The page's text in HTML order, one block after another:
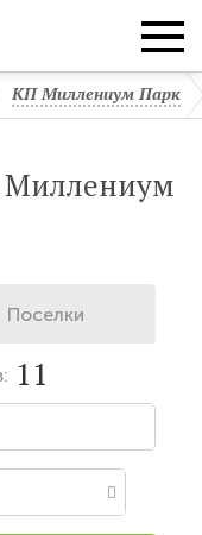
КП Миллениум Парк
Миллениум
Поселки
11